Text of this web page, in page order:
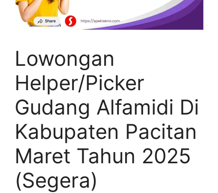
Lowongan
Helper/Picker
Gudang Alfamidi Di
Kabupaten Pacitan
Maret Tahun 2025
(Segera)